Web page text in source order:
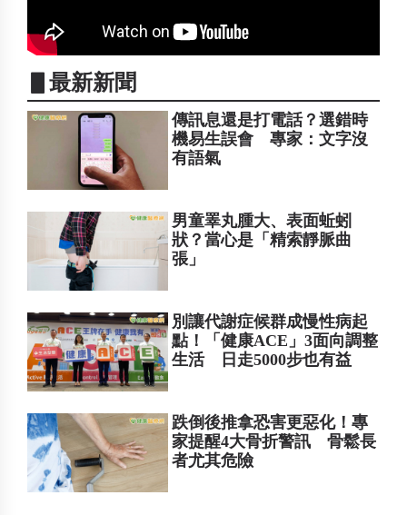
▋最新新聞
傳訊息還是打電話？選錯時
機易生誤會 專家：文字沒
有語氣
男童睪丸腫大、表面蚯蚓
狀？當心是「精索靜脈曲
張」
別讓代謝症候群成慢性病起
點！「健康ACE」3面向調整
生活 日走5000步也有益
跌倒後推拿恐害更惡化！專
家提醒4大骨折警訊 骨鬆長
者尤其危險